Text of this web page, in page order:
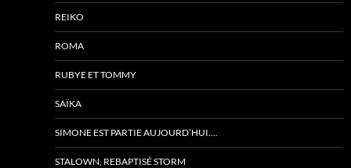
REIKO
ROMA
RUBYE ET TOMMY
SAÏKA
SIMONE EST PARTIE AUJOURD’HUI….
STALOWN, REBAPTISÉ STORM